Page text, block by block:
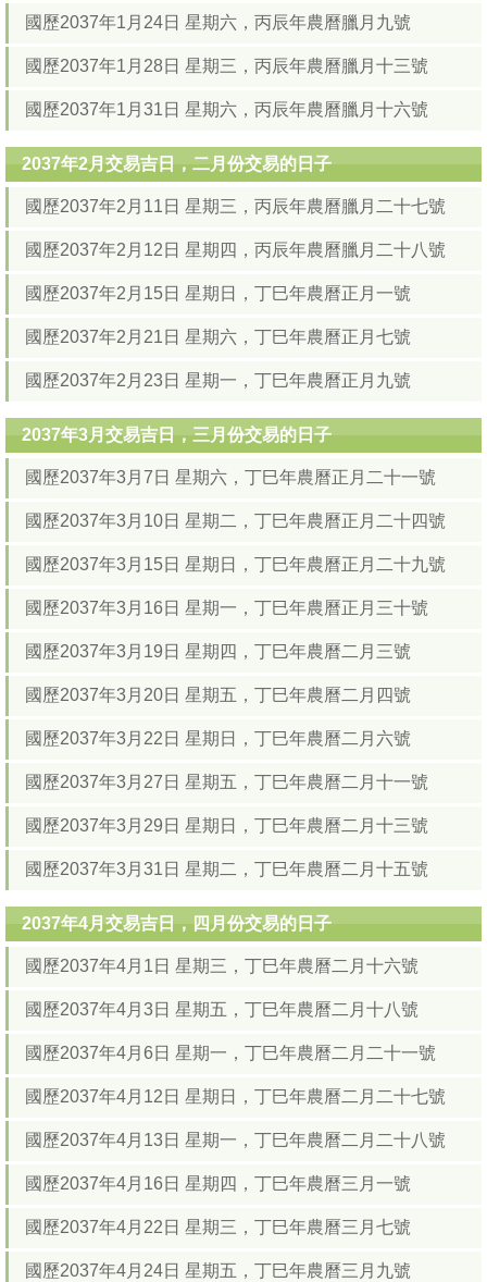
國歷2037年1月24日 星期六，丙辰年農曆臘月九號
國歷2037年1月28日 星期三，丙辰年農曆臘月十三號
國歷2037年1月31日 星期六，丙辰年農曆臘月十六號
2037年2月交易吉日，二月份交易的日子
國歷2037年2月11日 星期三，丙辰年農曆臘月二十七號
國歷2037年2月12日 星期四，丙辰年農曆臘月二十八號
國歷2037年2月15日 星期日，丁巳年農曆正月一號
國歷2037年2月21日 星期六，丁巳年農曆正月七號
國歷2037年2月23日 星期一，丁巳年農曆正月九號
2037年3月交易吉日，三月份交易的日子
國歷2037年3月7日 星期六，丁巳年農曆正月二十一號
國歷2037年3月10日 星期二，丁巳年農曆正月二十四號
國歷2037年3月15日 星期日，丁巳年農曆正月二十九號
國歷2037年3月16日 星期一，丁巳年農曆正月三十號
國歷2037年3月19日 星期四，丁巳年農曆二月三號
國歷2037年3月20日 星期五，丁巳年農曆二月四號
國歷2037年3月22日 星期日，丁巳年農曆二月六號
國歷2037年3月27日 星期五，丁巳年農曆二月十一號
國歷2037年3月29日 星期日，丁巳年農曆二月十三號
國歷2037年3月31日 星期二，丁巳年農曆二月十五號
2037年4月交易吉日，四月份交易的日子
國歷2037年4月1日 星期三，丁巳年農曆二月十六號
國歷2037年4月3日 星期五，丁巳年農曆二月十八號
國歷2037年4月6日 星期一，丁巳年農曆二月二十一號
國歷2037年4月12日 星期日，丁巳年農曆二月二十七號
國歷2037年4月13日 星期一，丁巳年農曆二月二十八號
國歷2037年4月16日 星期四，丁巳年農曆三月一號
國歷2037年4月22日 星期三，丁巳年農曆三月七號
國歷2037年4月24日 星期五，丁巳年農曆三月九號